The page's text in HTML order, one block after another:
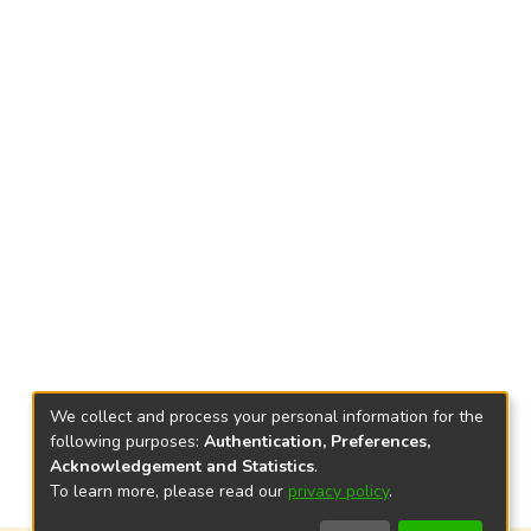
We collect and process your personal information for the
following purposes: Authentication, Preferences,
Acknowledgement and Statistics.
To learn more, please read our privacy policy.